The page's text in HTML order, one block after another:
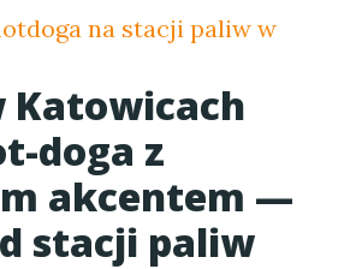
na stacji paliw w
Katowicach
doga z
akcentem —
stacji paliw